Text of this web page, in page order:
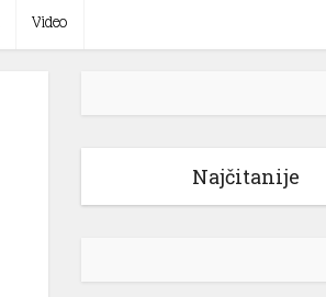
Video
Najčitanije